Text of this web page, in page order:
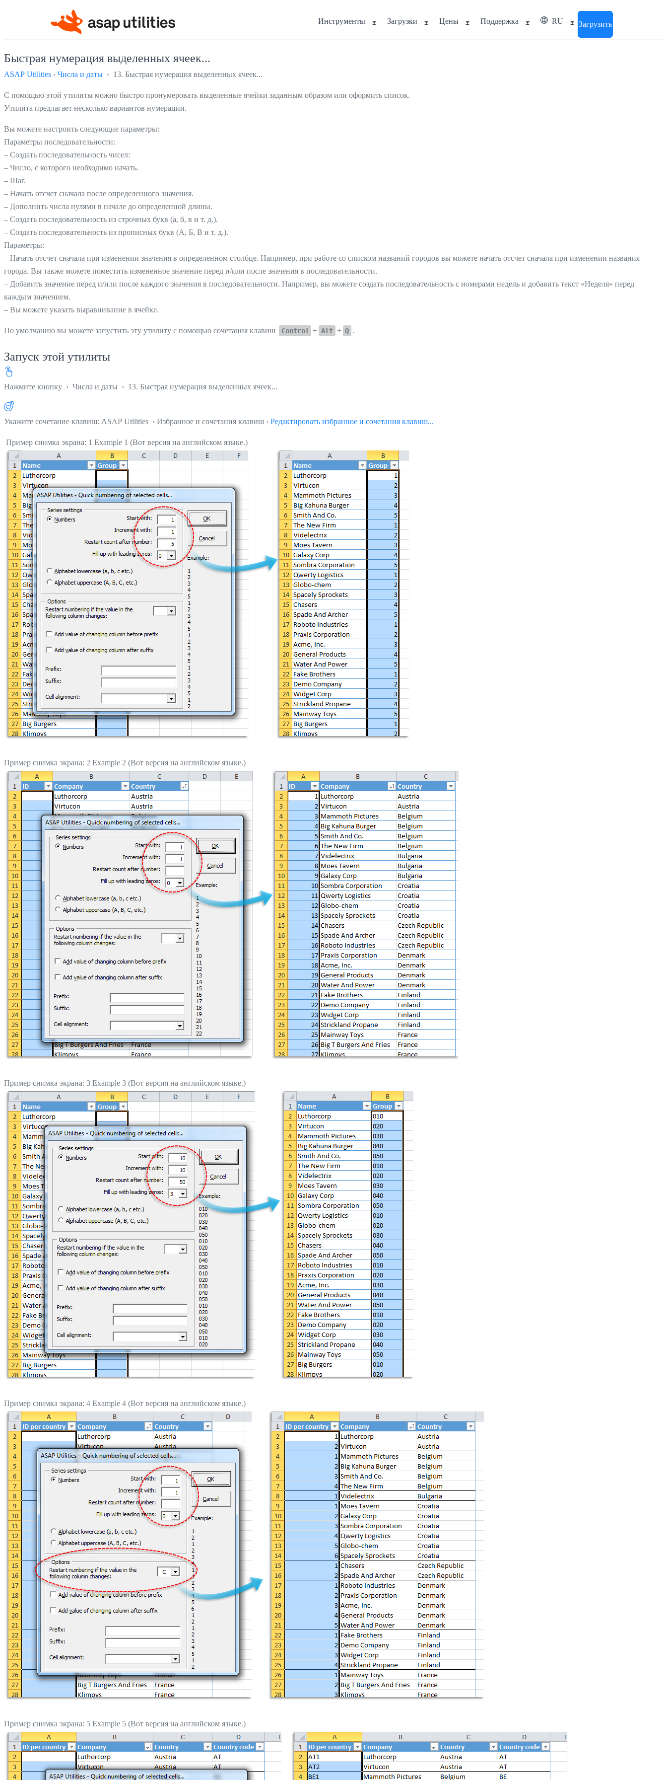
Инструменты Загрузки Цены Поддержка RU Загрузить
Быстрая нумерация выделенных ячеек...
ASAP Utilities › Числа и даты › 13. Быстрая нумерация выделенных ячеек...
С помощью этой утилиты можно быстро пронумеровать выделенные ячейки заданным образом или оформить список.
Утилита предлагает несколько вариантов нумерации.
Вы можете настроить следующие параметры:
Параметры последовательности:
– Создать последовательность чисел:
– Число, с которого необходимо начать.
– Шаг.
– Начать отсчет сначала после определенного значения.
– Дополнить числа нулями в начале до определенной длины.
– Создать последовательность из строчных букв (а, б, в и т. д.).
– Создать последовательность из прописных букв (А, Б, В и т. д.).
Параметры:
– Начать отсчет сначала при изменении значения в определенном столбце. Например, при работе со списком названий городов вы можете начать отсчет сначала при изменении названия
города. Вы также можете поместить измененное значение перед и/или после значения в последовательности.
– Добавить значение перед и/или после каждого значения в последовательности. Например, вы можете создать последовательность с номерами недель и добавить текст «Неделя» перед
каждым значением.
– Вы можете указать выравнивание в ячейке.
По умолчанию вы можете запустить эту утилиту с помощью сочетания клавиш Control + Alt + Q .
Запуск этой утилиты
Нажмите кнопку › Числа и даты › 13. Быстрая нумерация выделенных ячеек...
Укажите сочетание клавиш: ASAP Utilities › Избранное и сочетания клавиш › Редактировать избранное и сочетания клавиш...
Пример снимка экрана: 1 Example 1 (Вот версия на английском языке.)
Пример снимка экрана: 2 Example 2 (Вот версия на английском языке.)
Пример снимка экрана: 3 Example 3 (Вот версия на английском языке.)
Пример снимка экрана: 4 Example 4 (Вот версия на английском языке.)
Пример снимка экрана: 5 Example 5 (Вот версия на английском языке.)